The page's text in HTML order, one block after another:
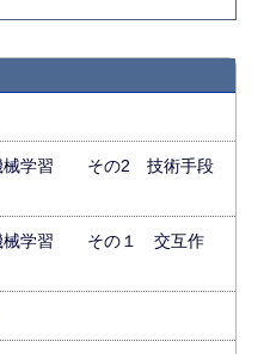
機械学習 その2 技術手段
機械学習 その１ 交互作